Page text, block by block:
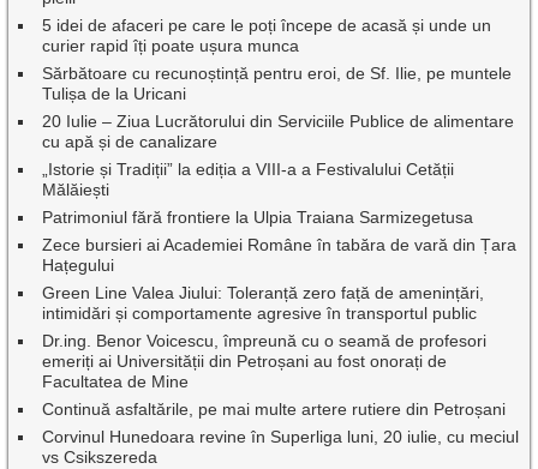
5 idei de afaceri pe care le poți începe de acasă și unde un
curier rapid îți poate ușura munca
Sărbătoare cu recunoștință pentru eroi, de Sf. Ilie, pe muntele
Tulișa de la Uricani
20 Iulie – Ziua Lucrătorului din Serviciile Publice de alimentare
cu apă și de canalizare
„Istorie și Tradiții” la ediția a VIII-a a Festivalului Cetății
Mălăiești
Patrimoniul fără frontiere la Ulpia Traiana Sarmizegetusa
Zece bursieri ai Academiei Române în tabăra de vară din Țara
Hațegului
Green Line Valea Jiului: Toleranță zero față de amenințări,
intimidări și comportamente agresive în transportul public
Dr.ing. Benor Voicescu, împreună cu o seamă de profesori
emeriți ai Universității din Petroșani au fost onorați de
Facultatea de Mine
Continuă asfaltările, pe mai multe artere rutiere din Petroșani
Corvinul Hunedoara revine în Superliga luni, 20 iulie, cu meciul
vs Csikszereda